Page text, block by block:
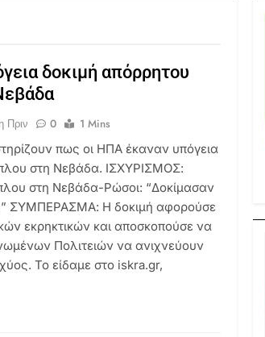
δοκιμή απόρρητου
Πριν 0
1 Mins
πως οι ΗΠΑ έκαναν υπόγεια
στη Νεβάδα. ΙΣΧΥΡΙΣΜΟΣ:
στη Νεβάδα-Ρώσοι: “Δοκίμασαν
ΣΥΜΠΕΡΑΣΜΑ: Η δοκιμή αφορούσε
εκρηκτικών και αποσκοπούσε να
Πολιτειών να ανιχνεύουν
Το είδαμε στο iskra.gr,